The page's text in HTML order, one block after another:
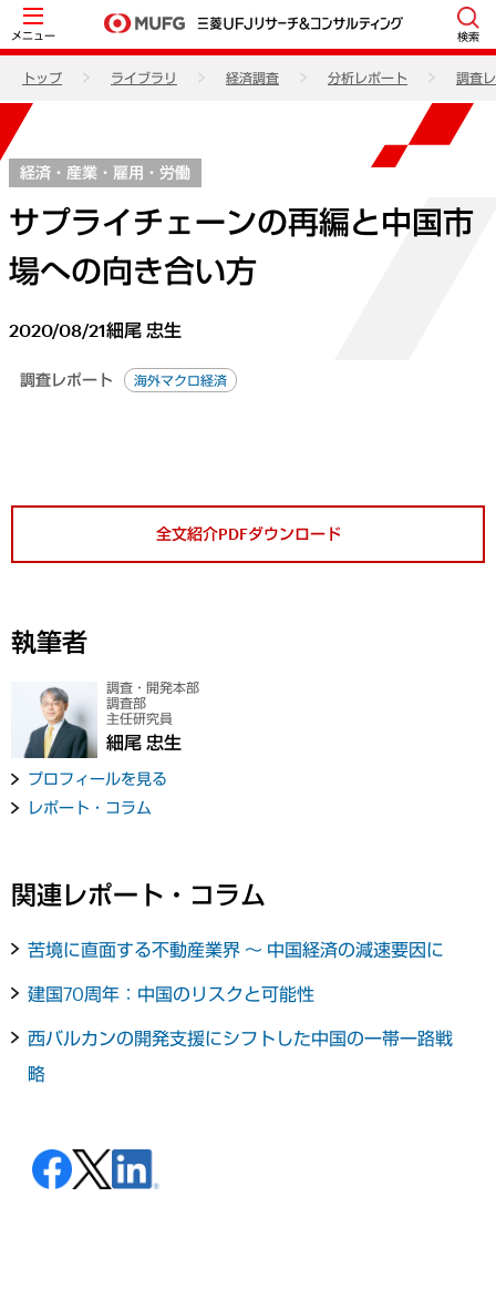
メニュー 検索
トップ ライブラリ 経済調査 分析レポート 調査
経済・産業・雇用・労働
サプライチェーンの再編と中国市
場への向き合い方
2020/08/21細尾 忠生
調査レポート 海外マクロ経済
全文紹介PDFダウンロード
執筆者
調査・開発本部
調査部
主任研究員
細尾 忠生
プロフィールを見る
レポート・コラム
関連レポート・コラム
苦境に直面する不動産業界 ～ 中国経済の減速要因に
建国70周年：中国のリスクと可能性
西バルカンの開発支援にシフトした中国の一帯一路戦
略